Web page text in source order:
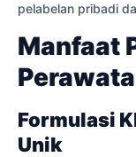
pelabelan pribadi
Manfaat
Formulasi
Unik